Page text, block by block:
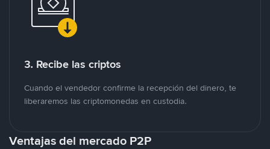
3. Recibe las criptos
Cuando el vendedor confirme la recepción del dinero, te
liberaremos las criptomonedas en custodia.
Ventajas del mercado P2P